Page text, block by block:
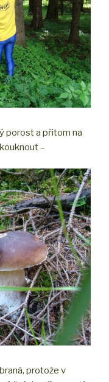
porost a přitom na
–
protože v